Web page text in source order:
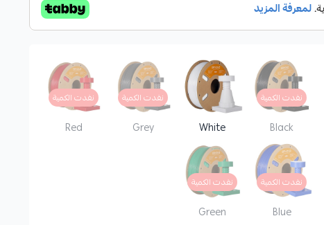
نفدت الكمية
Black
White
نفدت الكمية
Grey
نفدت الكمية
Red
نفدت الكمية
Blue
نفدت الكمية
Green